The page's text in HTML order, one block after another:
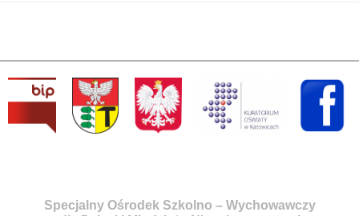
Specjalny Ośrodek Szkolno – Wychowawczy